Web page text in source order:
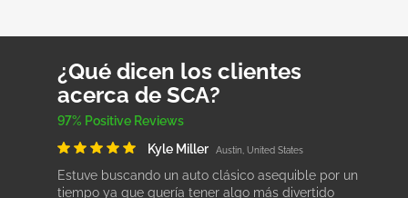
¿Qué dicen los clientes
acerca de SCA?
97% Positive Reviews
Kyle Miller
Austin, United States
Estuve buscando un auto clásico asequible por un
tiempo ya que quería tener algo más divertido